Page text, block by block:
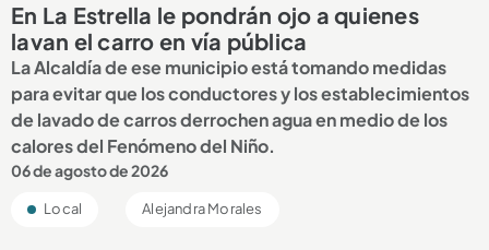
En La Estrella le pondrán ojo a quienes
lavan el carro en vía pública
La Alcaldía de ese municipio está tomando medidas
para evitar que los conductores y los establecimientos
de lavado de carros derrochen agua en medio de los
calores del Fenómeno del Niño.
06 de agosto de 2026
Local Alejandra Morales